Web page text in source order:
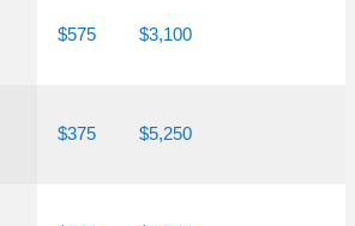
$575 $3,100
$375 $5,250